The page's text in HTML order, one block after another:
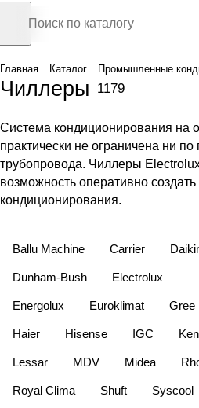
Главная Каталог Промышленные
Чиллеры 1179
Система кондиционирования на
практически не ограничена ни
трубопровода. Чиллеры
возможность оперативно
кондиционирования.
Ballu Machine Carrier
Dunham-Bush Electrolux
Energolux Euroklimat Gree
Haier Hisense IGC
Lessar MDV Midea
Royal Clima Shuft Syscool